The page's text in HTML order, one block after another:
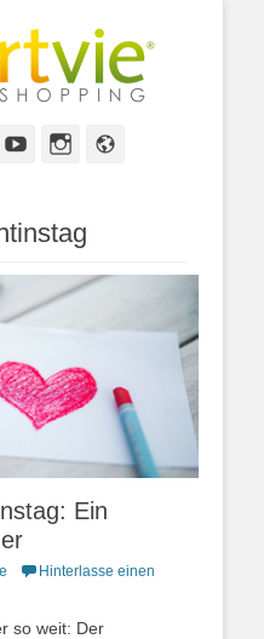
YouTubeInstagram
Ein
Hinterlasse einen
so weit: Der